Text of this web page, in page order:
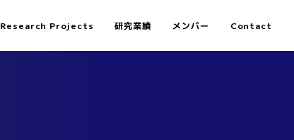
Research Projects 研究業績 メンバー Contact